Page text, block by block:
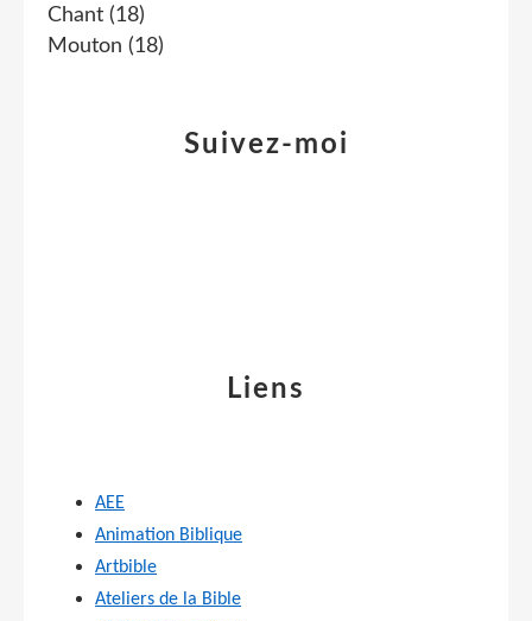
Chant (18)
Mouton (18)
Suivez-moi
Liens
AEE
Animation Biblique
Artbible
Ateliers de la Bible